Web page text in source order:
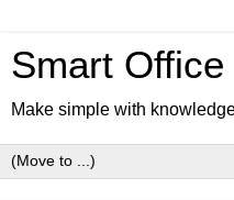
Smart Office
Make simple with